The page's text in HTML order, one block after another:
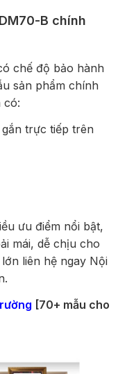
B chính
chế độ bảo hành
sản phẩm chính
có:
trực tiếp trên
ưu điểm nổi bật,
mái, dễ chịu cho
liên hệ ngay Nội
[70+ mẫu cho